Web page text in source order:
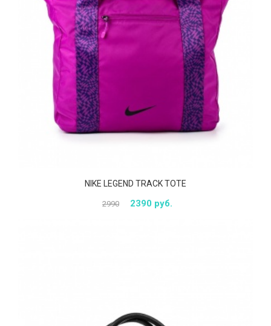
NIKE LEGEND TRACK TOTE
2990 2390 руб.